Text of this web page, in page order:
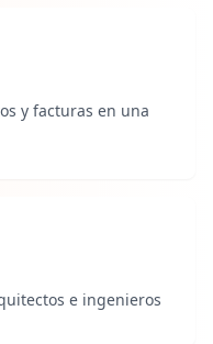
y facturas en una
e ingenieros